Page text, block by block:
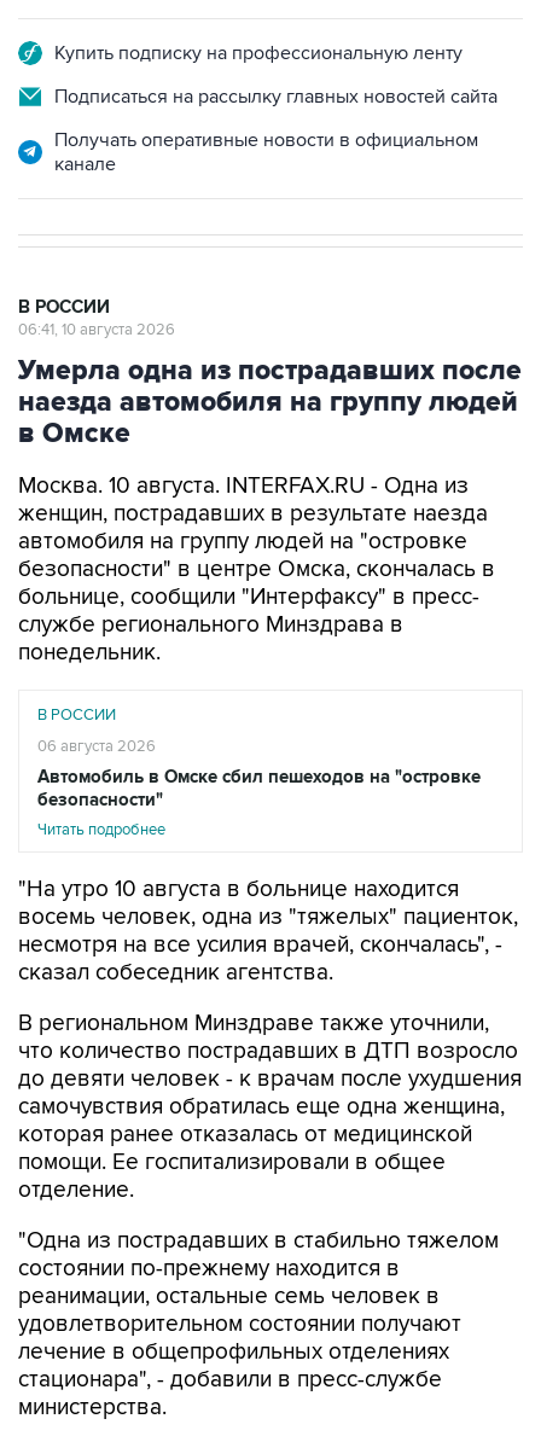
Купить подписку на профессиональную ленту
Подписаться на рассылку главных новостей сайта
Получать оперативные новости в официальном
канале
В РОССИИ
06:41, 10 августа 2026
Умерла одна из пострадавших после
наезда автомобиля на группу людей
в Омске
Москва. 10 августа. INTERFAX.RU - Одна из
женщин, пострадавших в результате наезда
автомобиля на группу людей на "островке
безопасности" в центре Омска, скончалась в
больнице, сообщили "Интерфаксу" в пресс-
службе регионального Минздрава в
понедельник.
В РОССИИ
06 августа 2026
Автомобиль в Омске сбил пешеходов на "островке
безопасности"
Читать подробнее
"На утро 10 августа в больнице находится
восемь человек, одна из "тяжелых" пациенток,
несмотря на все усилия врачей, скончалась", -
сказал собеседник агентства.
В региональном Минздраве также уточнили,
что количество пострадавших в ДТП возросло
до девяти человек - к врачам после ухудшения
самочувствия обратилась еще одна женщина,
которая ранее отказалась от медицинской
помощи. Ее госпитализировали в общее
отделение.
"Одна из пострадавших в стабильно тяжелом
состоянии по-прежнему находится в
реанимации, остальные семь человек в
удовлетворительном состоянии получают
лечение в общепрофильных отделениях
стационара", - добавили в пресс-службе
министерства.